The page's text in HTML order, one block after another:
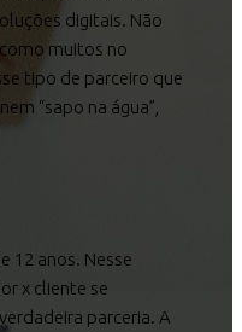
digitais. Não
muitos no
tipo de parceiro que
“sapo na água”,
12 anos. Nesse
x cliente se
parceria. A